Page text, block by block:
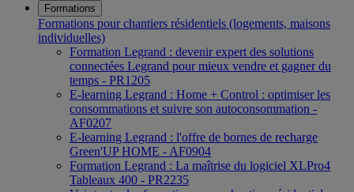
Formations
Formations pour chantiers résidentiels (logements, maisons
individuelles)
Formation Legrand : devenir expert des solutions
connectées Legrand pour mieux vendre et gagner du
temps - PR1205
E-learning Legrand : Home + Control : optimiser les
consommations et suivre son autoconsommation -
AF0207
E-learning Legrand : l'offre de bornes de recharge
Green'UP HOME - AF0904
Formation Legrand : La maîtrise du logiciel XLPro4
Tableaux 400 - PR2235